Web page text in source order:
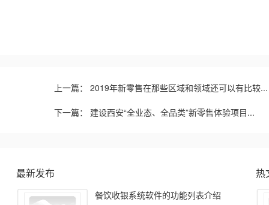
上一篇： 2019年新零售在那些区域和领域还可以有比较...
下一篇： 建设西安“全业态、全品类”新零售体验项目...
最新发布
餐饮收银系统软件的功能列表介绍
热